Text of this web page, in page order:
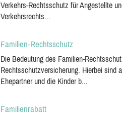
Verkehrs-Rechtsschutz für Angestellte
Verkehrsrechts...
Familien-Rechtsschutz
Die Bedeutung des Familien-
Rechtsschutzversicherung. Hierbei sind
Ehepartner und die Kinder b...
Familienrabatt